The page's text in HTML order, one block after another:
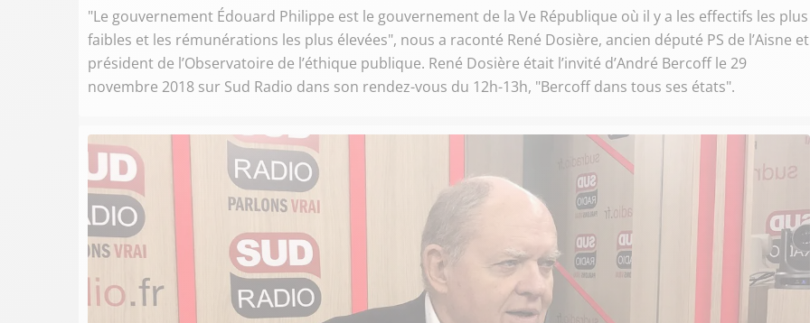
"Le gouvernement Édouard Philippe est le gouvernement de la Ve République où il y a les effectifs les plus
faibles et les rémunérations les plus élevées", nous a raconté René Dosière, ancien député PS de l’Aisne et
président de l’Observatoire de l’éthique publique. René Dosière était l’invité d’André Bercoff le 29
novembre 2018 sur Sud Radio dans son rendez-vous du 12h-13h, "Bercoff dans tous ses états".